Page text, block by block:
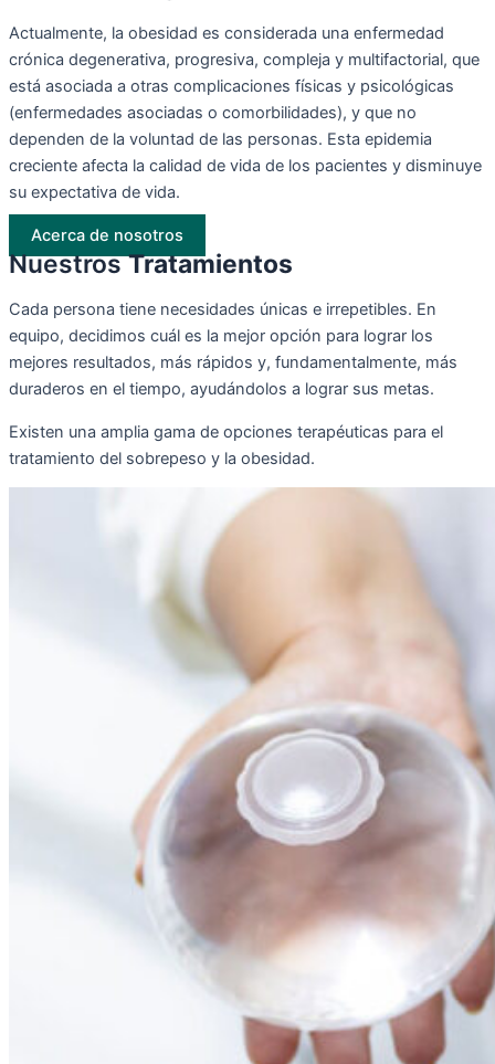
Actualmente, la obesidad es considerada una enfermedad
crónica degenerativa, progresiva, compleja y multifactorial, que
está asociada a otras complicaciones físicas y psicológicas
(enfermedades asociadas o comorbilidades), y que no
dependen de la voluntad de las personas. Esta epidemia
creciente afecta la calidad de vida de los pacientes y disminuye
su expectativa de vida.
Acerca de nosotros
NuestrosTratamientos
Cada persona tiene necesidades únicas e irrepetibles. En
equipo, decidimos cuál es la mejor opción para lograr los
mejores resultados, más rápidos y, fundamentalmente, más
duraderos en el tiempo, ayudándolos a lograr sus metas.
Existen una amplia gama de opciones terapéuticas para el
tratamiento del sobrepeso y la obesidad.